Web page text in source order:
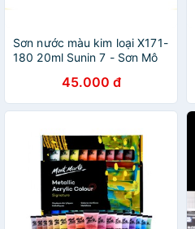
Sơn nước màu kim loại X171-
180 20ml Sunin 7 - Sơn Mô
45.000 đ